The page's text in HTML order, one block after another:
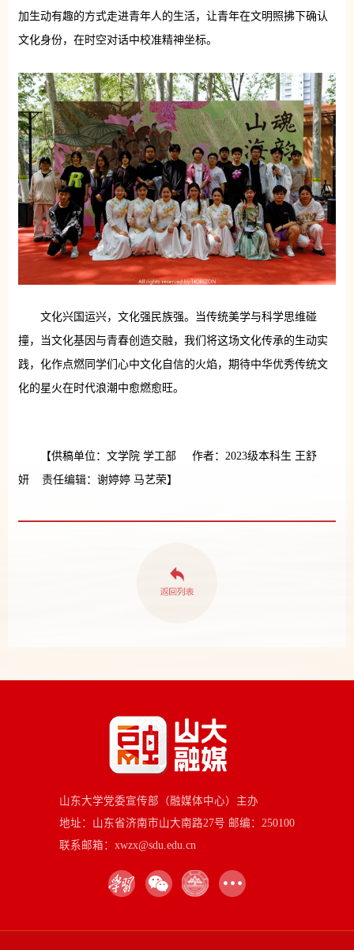
加生动有趣的方式走进青年人的生活，让青年在文明照拂下确认
文化身份，在时空对话中校准精神坐标。
文化兴国运兴，文化强民族强。当传统美学与科学思维碰
撞，当文化基因与青春创造交融，我们将这场文化传承的生动实
践，化作点燃同学们心中文化自信的火焰，期待中华优秀传统文
化的星火在时代浪潮中愈燃愈旺。
【供稿单位：文学院 学工部 作者：2023级本科生 王舒
妍 责任编辑：谢婷婷 马艺荣】
山东大学党委宣传部（融媒体中心）主办
地址：山东省济南市山大南路27号 邮编：250100
联系邮箱：xwzx@sdu.edu.cn